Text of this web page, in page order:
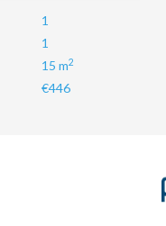
1
1
15 m2
€446